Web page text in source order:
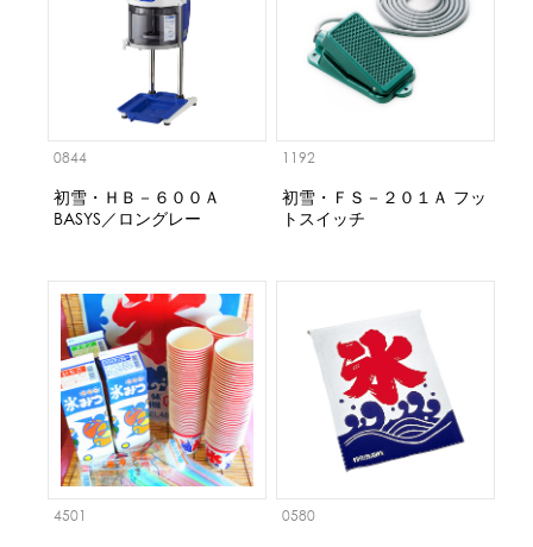
0844
初雪・ＨＢ－６００Ａ
BASYS／ロングレー
1192
初雪・ＦＳ－２０１Ａ フッ
トスイッチ
4501 0580